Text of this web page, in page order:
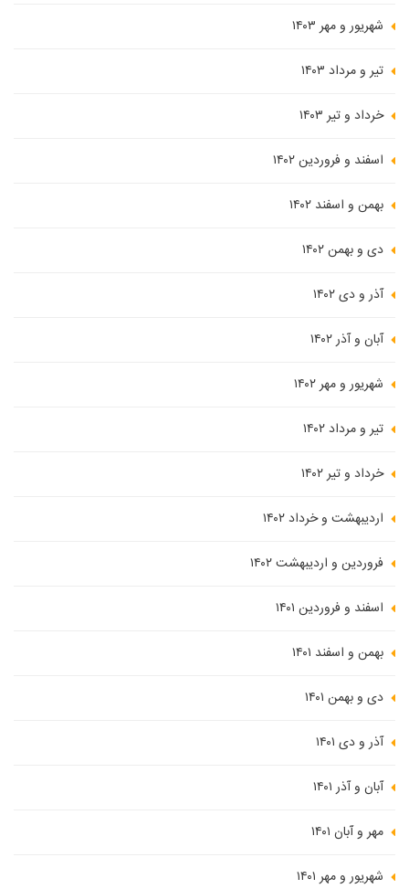
شهریور و مهر ۱۴۰۳
تیر و مرداد ۱۴۰۳
خرداد و تیر ۱۴۰۳
اسفند و فروردین ۱۴۰۲
بهمن و اسفند ۱۴۰۲
دی و بهمن ۱۴۰۲
آذر و دی ۱۴۰۲
آبان و آذر ۱۴۰۲
شهریور و مهر ۱۴۰۲
تیر و مرداد ۱۴۰۲
خرداد و تیر ۱۴۰۲
اردیبهشت و خرداد ۱۴۰۲
فروردین و اردیبهشت ۱۴۰۲
اسفند و فروردین ۱۴۰۱
بهمن و اسفند ۱۴۰۱
دی و بهمن ۱۴۰۱
آذر و دی ۱۴۰۱
آبان و آذر ۱۴۰۱
مهر و آبان ۱۴۰۱
شهریور و مهر ۱۴۰۱